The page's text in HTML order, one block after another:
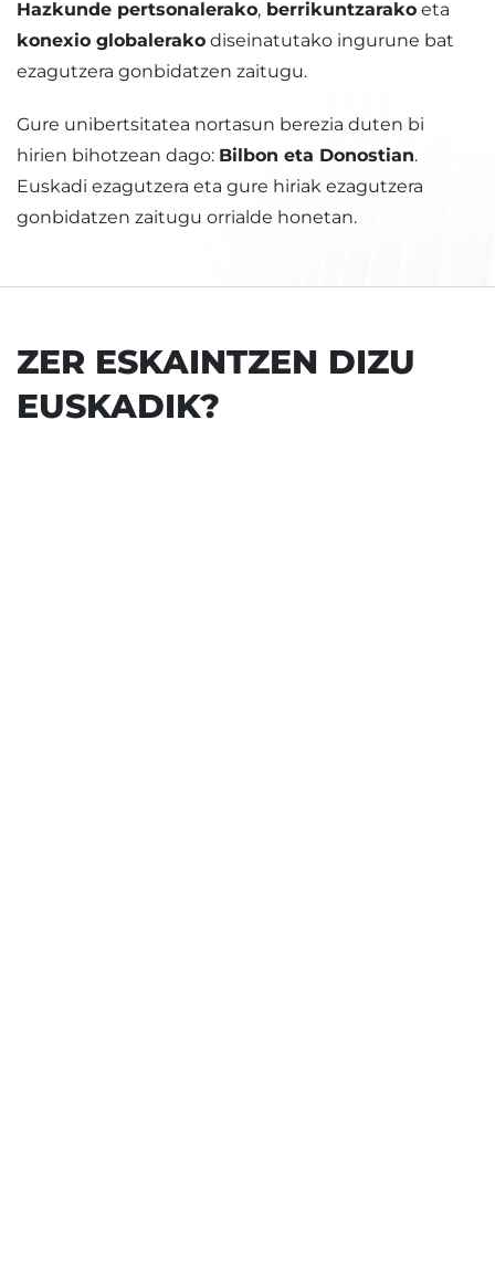
Hazkunde pertsonalerako, berrikuntzarako eta
konexio globalerako diseinatutako ingurune bat
ezagutzera gonbidatzen zaitugu.
Gure unibertsitatea nortasun berezia duten bi
hirien bihotzean dago: Bilbon eta Donostian.
Euskadi ezagutzera eta gure hiriak ezagutzera
gonbidatzen zaitugu orrialde honetan.
ZER ESKAINTZEN DIZU
EUSKADIK?